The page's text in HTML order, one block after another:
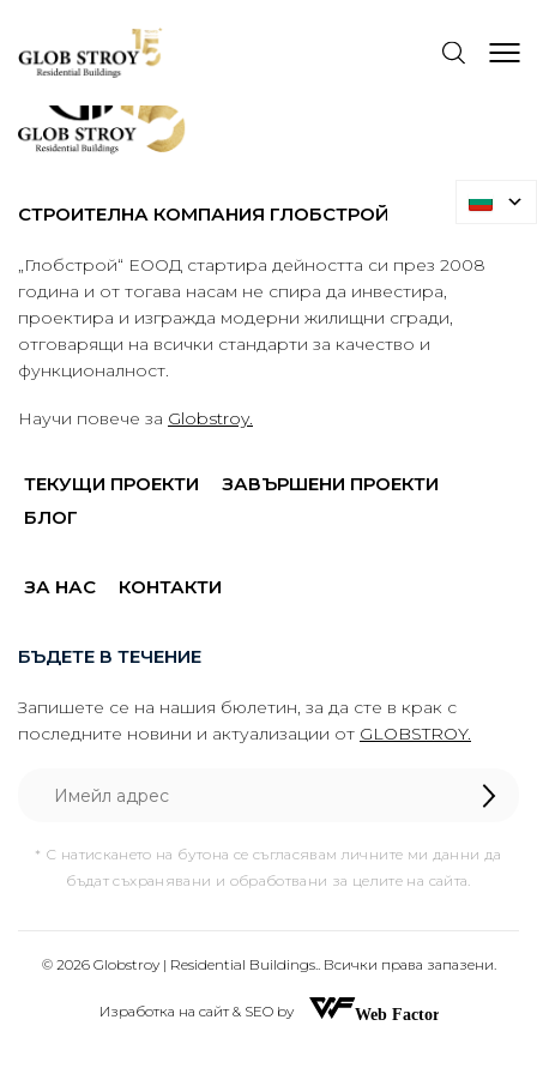
СТРОИТЕЛНА КОМПАНИЯ ГЛОБСТРОЙ
„Глобстрой“ ЕООД стартира дейността си през 2008
година и от тогава насам не спира да инвестира,
проектира и изгражда модерни жилищни сгради,
отговарящи на всички стандарти за качество и
функционалност.
Научи повече за Globstroy.
ТЕКУЩИ ПРОЕКТИ
ЗАВЪРШЕНИ ПРОЕКТИ
БЛОГ
ЗА НАС КОНТАКТИ
БЪДЕТЕ В ТЕЧЕНИЕ
Запишете се на нашия бюлетин, за да сте в крак с
последните новини и актуализации от GLOBSTROY.
* С натискането на бутона се съгласявам личните ми данни да
бъдат съхранявани и обработвани за целите на сайта.
© 2026 Globstroy | Residential Buildings.. Всички права запазени.
Изработка на сайт & SEO by